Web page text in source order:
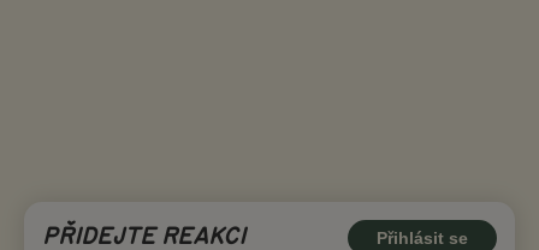
PŘIDEJTE REAKCI Přihlásit se